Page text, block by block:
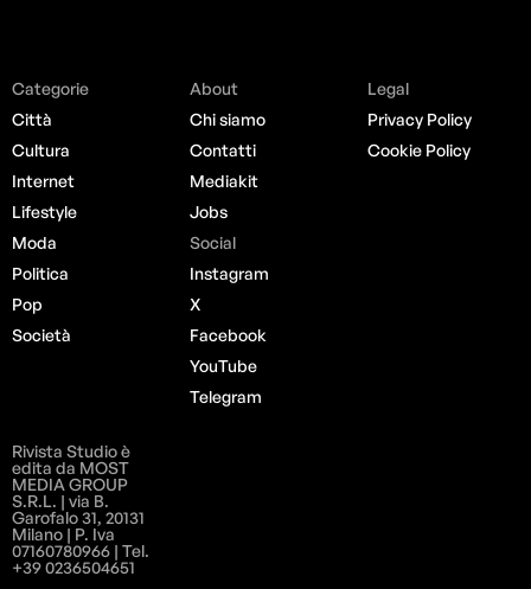
Categorie
Città
Cultura
Internet
Lifestyle
Moda
Politica
Pop
Società
About
Chi siamo
Contatti
Mediakit
Jobs
Social
Instagram
X
Facebook
YouTube
Telegram
Legal
Privacy Policy
Cookie Policy
Rivista Studio è
edita da MOST
MEDIA GROUP
S.R.L. | via B.
Garofalo 31, 20131
Milano | P. Iva
07160780966 | Tel.
+39 0236504651